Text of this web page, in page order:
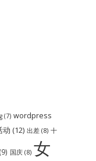
(7) wordpress
动 (12) 出差(8) 十
国庆(8) 女